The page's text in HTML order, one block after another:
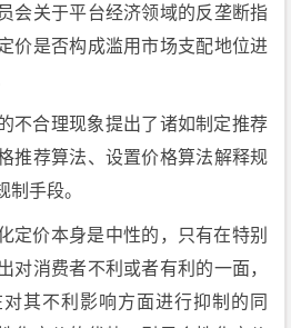
会关于平台经济领域的反垄断指
价是否构成滥用市场支配地位进
不合理现象提出了诸如制定推荐
推荐算法、设置价格算法解释规
制手段。
定价本身是中性的，只有在特别
对消费者不利或者有利的一面，
其不利影响方面进行抑制的同